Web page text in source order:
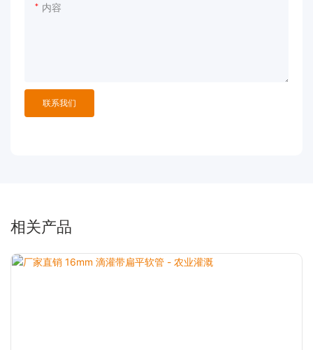
内容
联系我们
相关产品